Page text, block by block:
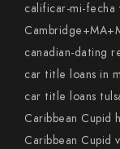
calificar-mi-fecha
canadian-dating
car title loans in
car title loans
Caribbean Cupid
Caribbean Cupid